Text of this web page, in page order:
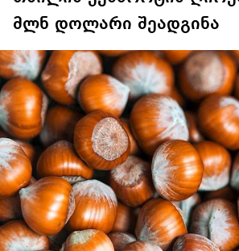
მლნ დოლარი შეადგინა